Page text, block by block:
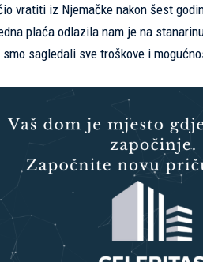
vratiti iz Njemačke nakon šest
plaća odlazila nam je na
sagledali sve troškove i